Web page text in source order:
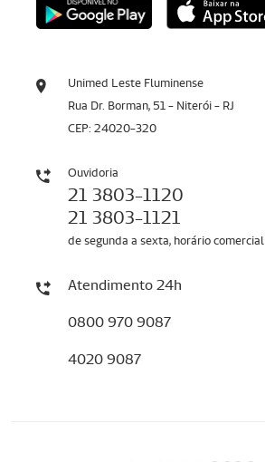
Unimed Leste Fluminense
Rua Dr. Borman, 51 - Niterói - RJ
CEP: 24020-320
Ouvidoria
21 3803-1120
21 3803-1121
de segunda a sexta, horário comercial
Atendimento 24h
0800 970 9087
4020 9087